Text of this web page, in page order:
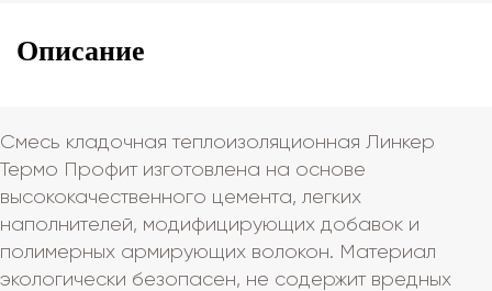
Описание
Смесь кладочная теплоизоляционная Линкер
Термо Профит изготовлена на основе
высококачественного цемента, легких
наполнителей, модифицирующих добавок и
полимерных армирующих волокон. Материал
экологически безопасен, не содержит вредных